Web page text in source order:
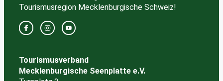
Tourismusregion Mecklenburgische Schweiz!
Tourismusverband
Mecklenburgische Seenplatte e.V.